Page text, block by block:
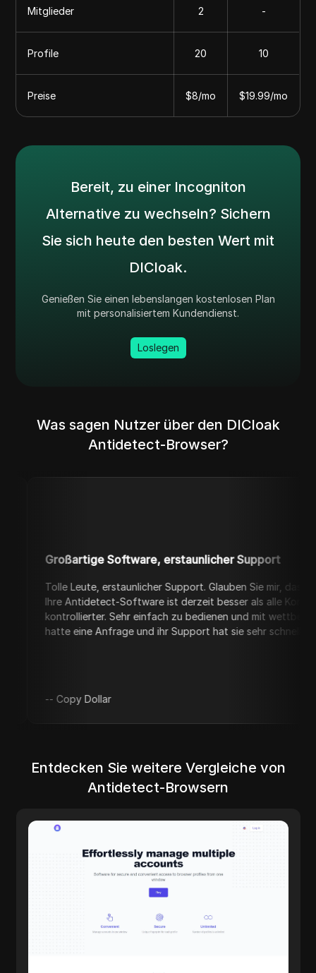
Mitglieder 2 -
Profile 20 10
Preise $8/mo $19.99/mo
Bereit, zu einer Incogniton
Alternative zu wechseln? Sichern
Sie sich heute den besten Wert mit
DICloak.
Genießen Sie einen lebenslangen kostenlosen Plan
mit personalisiertem Kundendienst.
Loslegen
Was sagen Nutzer über den DICloak
Antidetect-Browser?
Software, erstaunlicher Support
Leute, erstaunlicher Support. Glauben Sie mir, das ist keine
Antidetect-Software ist derzeit besser als alle Konkurrenten. Viel
Sehr einfach zu bedienen und mit wettbewerbsfähigen
eine Anfrage und ihr Support hat sie sehr schnell umgesetzt.
Copy Dollar
Entdecken Sie weitere Vergleiche von
Antidetect-Browsern